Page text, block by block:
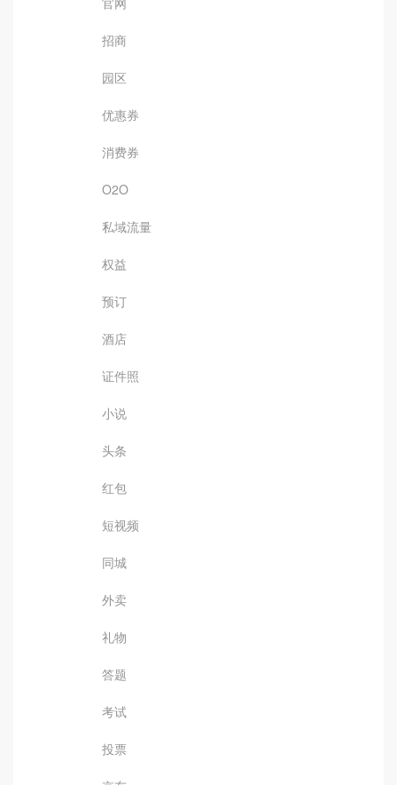
招商
园区
优惠券
消费券
O2O
私域流量
权益
预订
酒店
证件照
小说
头条
红包
短视频
同城
外卖
礼物
答题
考试
投票